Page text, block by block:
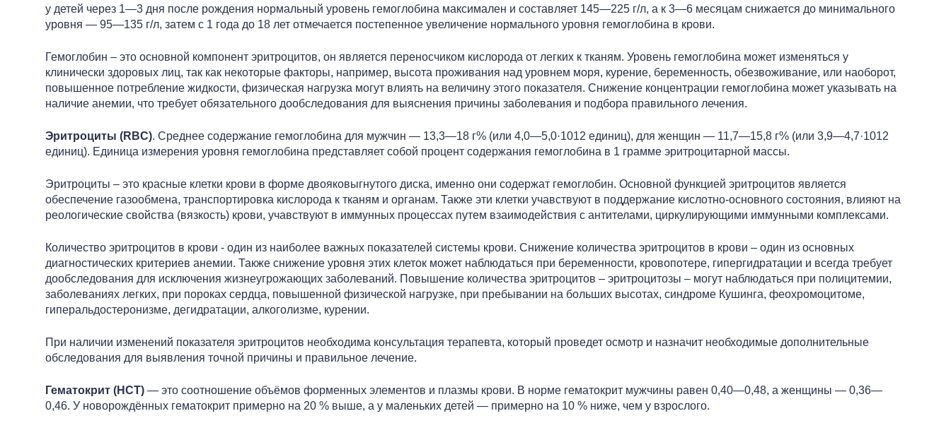
у детей через 1—3 дня после рождения нормальный уровень гемоглобина максимален и составляет 145—225 г/л, а к 3—6 месяцам снижается до минимального
уровня — 95—135 г/л, затем с 1 года до 18 лет отмечается постепенное увеличение нормального уровня гемоглобина в крови.
Гемоглобин – это основной компонент эритроцитов, он является переносчиком кислорода от легких к тканям. Уровень гемоглобина может изменяться у
клинически здоровых лиц, так как некоторые факторы, например, высота проживания над уровнем моря, курение, беременность, обезвоживание, или наоборот,
повышенное потребление жидкости, физическая нагрузка могут влиять на величину этого показателя. Снижение концентрации гемоглобина может указывать на
наличие анемии, что требует обязательного дообследования для выяснения причины заболевания и подбора правильного лечения.
Эритроциты (RBC). Среднее содержание гемоглобина для мужчин — 13,3—18 г% (или 4,0—5,0·1012 единиц), для женщин — 11,7—15,8 г% (или 3,9—4,7·1012
единиц). Единица измерения уровня гемоглобина представляет собой процент содержания гемоглобина в 1 грамме эритроцитарной массы.
Эритроциты – это красные клетки крови в форме двояковыгнутого диска, именно они содержат гемоглобин. Основной функцией эритроцитов является
обеспечение газообмена, транспортировка кислорода к тканям и органам. Также эти клетки учавствуют в поддержание кислотно-основного состояния, влияют на
реологические свойства (вязкость) крови, учавствуют в иммунных процессах путем взаимодействия с антителами, циркулирующими иммунными комплексами.
Количество эритроцитов в крови - один из наиболее важных показателей системы крови. Снижение количества эритроцитов в крови – один из основных
диагностических критериев анемии. Также снижение уровня этих клеток может наблюдаться при беременности, кровопотере, гипергидратации и всегда требует
дообследования для исключения жизнеугрожающих заболеваний. Повышение количества эритроцитов – эритроцитозы – могут наблюдаться при полицитемии,
заболеваниях легких, при пороках сердца, повышенной физической нагрузке, при пребывании на больших высотах, синдроме Кушинга, феохромоцитоме,
гиперальдостеронизме, дегидратации, алкоголизме, курении.
При наличии изменений показателя эритроцитов необходима консультация терапевта, который проведет осмотр и назначит необходимые дополнительные
обследования для выявления точной причины и правильное лечение.
Гематокрит (HCT) — это соотношение объёмов форменных элементов и плазмы крови. В норме гематокрит мужчины равен 0,40—0,48, а женщины — 0,36—
0,46. У новорождённых гематокрит примерно на 20 % выше, а у маленьких детей — примерно на 10 % ниже, чем у взрослого.